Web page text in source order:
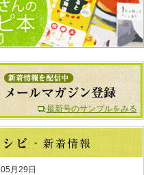
最新号のサンプルをみる
05月29日